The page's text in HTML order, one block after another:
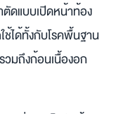
ดแบบเปิดหน้าท้อง
ช้ได้ทั้งกับโรคพื้นฐาน
วมถึงก้อนเนื้องอก